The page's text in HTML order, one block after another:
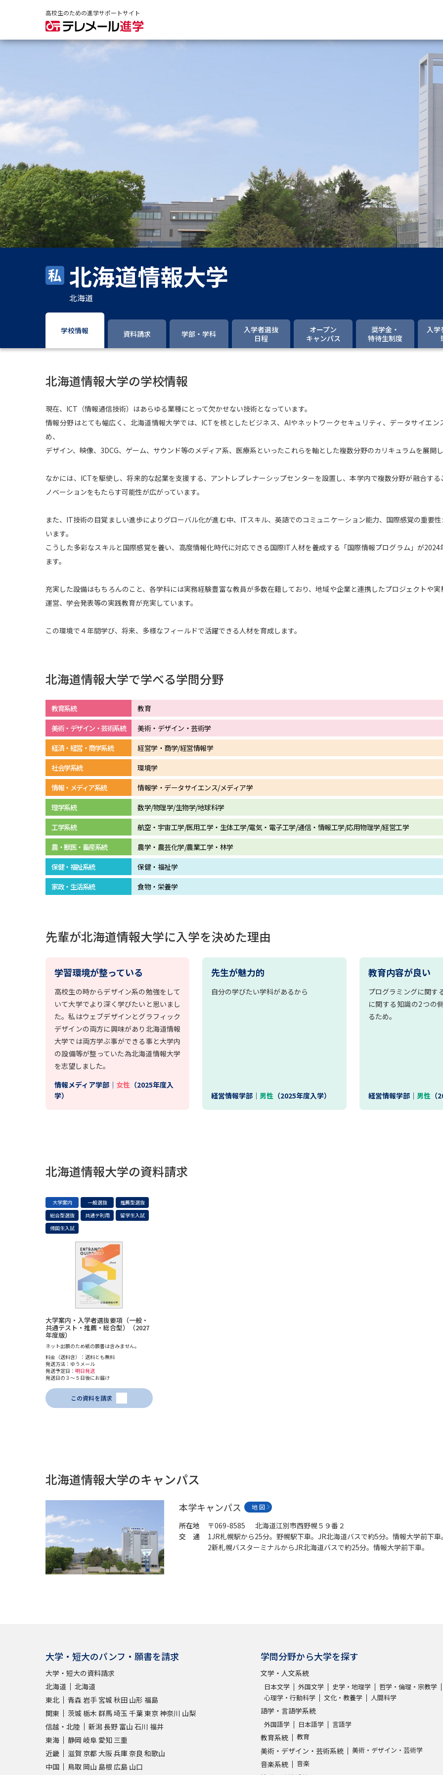
高校生のための進学サポートサイト
大学・短大の資料種類から請求
総合型選抜・学校推薦型選抜 募集要項＆
大学入学共通テスト利用選抜の募集要項
大学・短大以外の資料から請求
専門学校の資料請求 大学院の資料請求
大学入学共通テスト「受験案内」の請求
大学入学共通テスト「受験上の配慮案内
大学研究
進路の３択
新学年スタート号特集ペ
SELFBRAND特集ページ
オープンキャンパスなどを調
来場型・Web型イベント特集
夢ナビ
ユーザーサポート
Ｑ＆Ａ よくあるご質問 大学進学IDにつ
受験情報リンク
北海道情報大学
北海道
学校情報 資料請求 学部・学科
入学者選抜
日程
オープン
キャンパス
奨学金・
特待生制度
入学
北海道情報大学の学校情報
現在、ICT（情報通信技術）はあらゆる業種にとって欠かせない技術となっています。
情報分野はとても幅広く、北海道情報大学では、ICTを核としたビジネス、AIやネットワークセキュリティ、データサイエン
め、
デザイン、映像、3DCG、ゲーム、サウンド等のメディア系、医療系といったこれらを軸とした複数分野のカリキュラムを展開し
なかには、ICTを駆使し、将来的な起業を支援する、アントレプレナーシップセンターを設置し、本学内で複数分野が融合する
ノベーションをもたらす可能性が広がっています。
また、IT技術の目覚ましい進歩によりグローバル化が進む中、ITスキル、英語でのコミュニケーション能力、国際感覚の重要
います。
こうした多彩なスキルと国際感覚を養い、高度情報化時代に対応できる国際IT人材を養成する「国際情報プログラム」が2024
ます。
充実した設備はもちろんのこと、各学科には実務経験豊富な教員が多数在籍しており、地域や企業と連携したプロジェクトや
運営、学会発表等の実践教育が充実しています。
この環境で４年間学び、将来、多様なフィールドで活躍できる人材を育成します。
北海道情報大学で学べる学問分野
教育系統
教育
美術・デザイン・芸術系統
美術・デザイン・芸術学
経済・経営・商学系統
経営学・商学/経営情報学
社会学系統
環境学
情報・メディア系統
情報学・データサイエンス/メディア学
理学系統
数学/物理学/生物学/地球科学
工学系統
航空・宇宙工学/医用工学・生体工学/電気・電子工学/通信・情報工学/応用物理学/経営工学
農・獣医・畜産系統
農学・農芸化学/農業工学・林学
保健・福祉系統
保健・福祉学
家政・生活系統
食物・栄養学
先輩が北海道情報大学に入学を決めた理由
学習環境が整っている
高校生の時からデザイン系の勉強をして
いて大学でより深く学びたいと思いまし
た。私はウェブデザインとグラフィック
デザインの両方に興味があり北海道情報
大学では両方学ぶ事ができる事と大学内
の設備等が整っていた為北海道情報大学
を志望しました。
情報メディア学部｜ 女性 （2025年度入
学）
先生が魅力的
自分の学びたい学科があるから
経営情報学部｜男性 （2025年度入学）
教育内容が良い
プログラミングに関す
に関する知識の2つの
るため。
経営情報学部｜ 男性（
北海道情報大学の資料請求
大学案内 一般選抜
推薦型選抜
総合型選抜
共通テ利用
留学生入試
帰国生入試
大学案内・入学者選抜要項（一般・
共通テスト・推薦・総合型）（2027
年度版）
ネット出願のため紙の願書は含みません。
料金（送料含）：送料とも無料
発送方法：ゆうメール
発送予定日： 明日発送
発送日の３～５日後にお届け
この資料を請求
北海道情報大学のキャンパス
本学キャンパス 地 図
所在地
〒069-8585 北海道江別市西野幌５９番２
交 通
1JR札幌駅から25分。野幌駅下車。JR北海道バスで約5分。情報大学前下車。
2新札幌バスターミナルからJR北海道バスで約25分。情報大学前下車。
大学・短大のパンフ・願書を請求
大学・短大の資料請求
北海道
北海道
東北
青森 岩手 宮城 秋田 山形 福島
関東
茨城 栃木 群馬埼玉 千葉東京神奈川 山梨
信越・北陸
新潟長野 富山 石川 福井
東海
静岡 岐阜 愛知 三重
近畿
滋賀 京都 大阪兵庫奈良 和歌山
中国
鳥取 岡山 島根 広島 山口
学問分野から大学を探す
文学・人文系統
日本文学 外国文学 史学・地理学
哲学・倫理・宗教学
心理学・行動科学
文化・教養学 人間科学
語学・言語学系統
外国語学 日本語学 言語学
教育系統 教育
美術・デザイン・芸術系統 美術・デザイン・芸術学
音楽系統 音楽